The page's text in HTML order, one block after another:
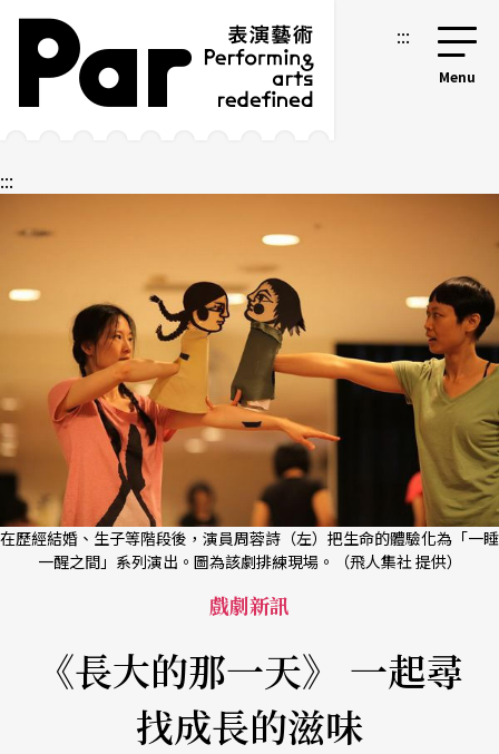
跳到主要內容區塊
網站導覽 :::
:::
在歷經結婚、生子等階段後，演員周蓉詩（左）把生命的體驗化為「一睡
一醒之間」系列演出。圖為該劇排練現場。（飛人集社 提供）
戲劇新訊
《長大的那一天》 一起尋
找成長的滋味